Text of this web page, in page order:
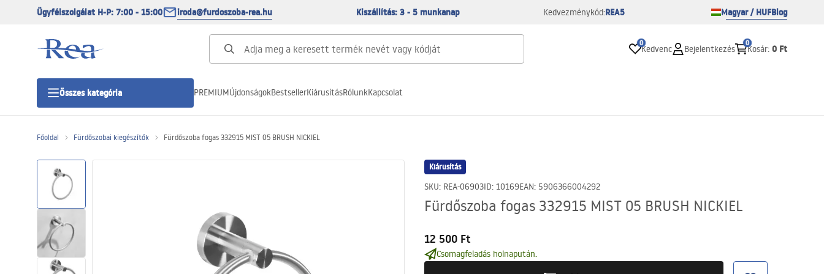
Ügyfélszolgálat H-P: 7:00 - 15:00 iroda@furdoszoba-rea.hu Kiszállítás: 3 - 5 munkanap Kedvezménykód:REA5 Magyar / HUFBlog
0
Kedvenc Bejelentkezés
0
Kosár: 0 Ft
Összes kategória
Zuhanyajtó
Zuhanylefolyók
PREMIUMÚjdonságokBestsellerKiárusításRólunkKapcsolat
Főoldal Fürdőszobai kiegészítők Fürdőszoba fogas 332915 MIST 05 BRUSH NICKIEL
Kiárusítás
SKU: REA-06903ID: 10169EAN: 5906366004292
Fürdőszoba fogas 332915 MIST 05 BRUSH NICKIEL
12 500 Ft
Csomagfeladás holnapután.